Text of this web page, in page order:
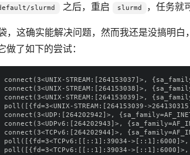
slurmd 之后，重启 slurmd ，任务就
，这确实能解决问题，然而我还是没搞明
了如下的尝试：
STREAM:[264153037]>,
connect(3<UNIX-STREAM:[264153038]>,
connect(3<UNIX-STREAM:[264153039]>,
STREAM:[264153039-
connect(3<UDP:[264202942]>,
connect(3<UDPv6:[264202943]>,
connect(3<TCPv6:[264202944]>,
poll([{fd=3<TCPv6:[[::1]:39034->[::1]:6000]>,
poll([{fd=3<TCPv6:[[::1]:39034-